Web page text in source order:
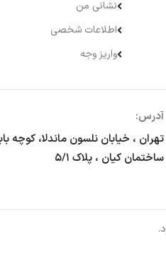
نشانی من
اطلاعات شخصی
واریز وجه
آدرس:
تهران ، خیابان نلسون ماندلا، کوچه
ساختمان کیان ، پلاک ۵/۱